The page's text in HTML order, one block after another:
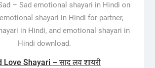
–Sad emotional shayari in Hindi on
shayari in Hindi for partner,
in Hindi, and emotional shayari in
Hindi download.
Love Shayari – साद लव शायरी